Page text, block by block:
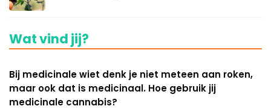
Wat vind jij?
Bij medicinale wiet denk je niet meteen aan roken,
maar ook dat is medicinaal. Hoe gebruik jij
medicinale cannabis?